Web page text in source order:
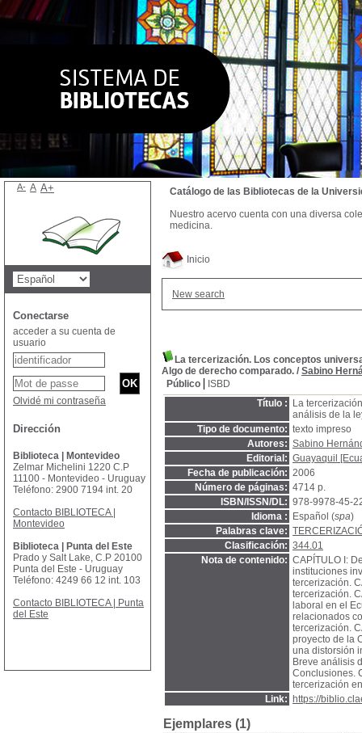
Inicio
New search
La tercerización. Los conceptos
Algo de derecho comparado. / Sabino
Público
ISBD
Título :
La
análisis de la
Tipo de documento: texto impreso
Autores: Sabino
Editorial: Guayaquil
Fecha de publicación: 2006
Número de páginas: 4714 p.
ISBN/ISSN/DL: 978-9978-45-
Idioma :
Español (spa)
Palabras clave:
Clasificación: 344.01
Nota de contenido: CAPÍTULO I:
instituciones
tercerización.
tercerización.
laboral en el
relacionados
tercerización.
proyecto de la
una distorsión
Breve análisis
Conclusiones.
tercerización
Link:
https://
Ejemplares (1)
Catálogo de las Bibliotecas de la
Nuestro acervo cuenta con una diversa
medicina.
A- A A+
Conectarse
acceder a su cuenta de
usuario
Olvidé mi contraseña
Dirección
Biblioteca | Montevideo
Zelmar Michelini 1220 C.P
11100 - Montevideo - Uruguay
Teléfono: 2900 7194 int. 20
Contacto BIBLIOTECA |
Montevideo
Biblioteca | Punta del Este
Prado y Salt Lake, C.P 20100
Punta del Este - Uruguay
Teléfono: 4249 66 12 int. 103
Contacto BIBLIOTECA | Punta
del Este